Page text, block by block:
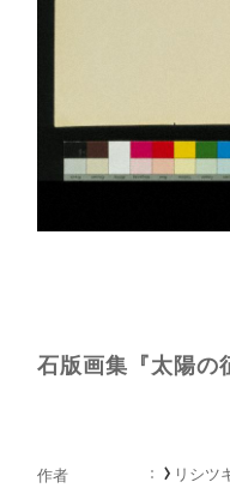
石版画集『太陽
作者 リシツ